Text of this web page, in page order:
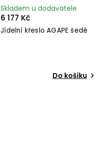
Jídelní křeslo AGAPE šedé
Skladem u dodavatele
6 177 Kč
Do košíku